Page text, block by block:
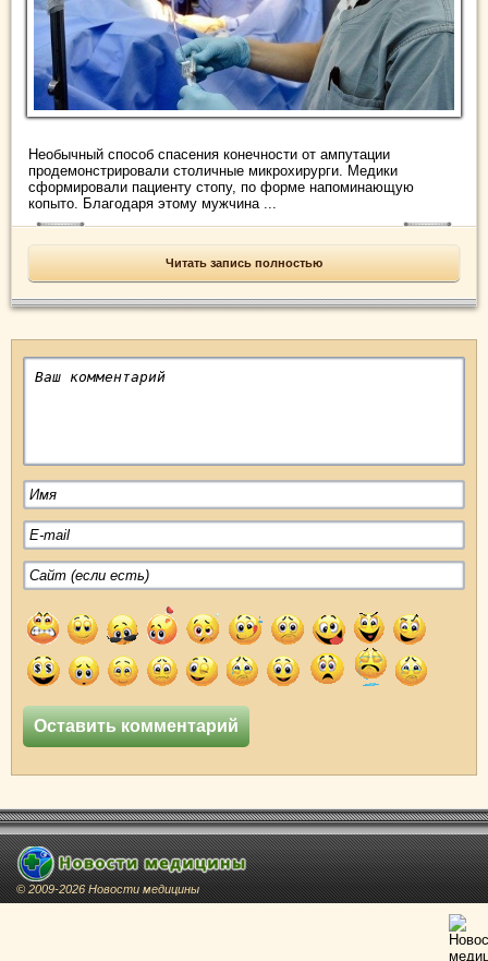
Необычный способ спасения конечности от ампутации
продемонстрировали столичные микрохирурги. Медики
сформировали пациенту стопу, по форме напоминающую
копыто. Благодаря этому мужчина ...
Читать запись полностью
© 2009-2026 Новости медицины